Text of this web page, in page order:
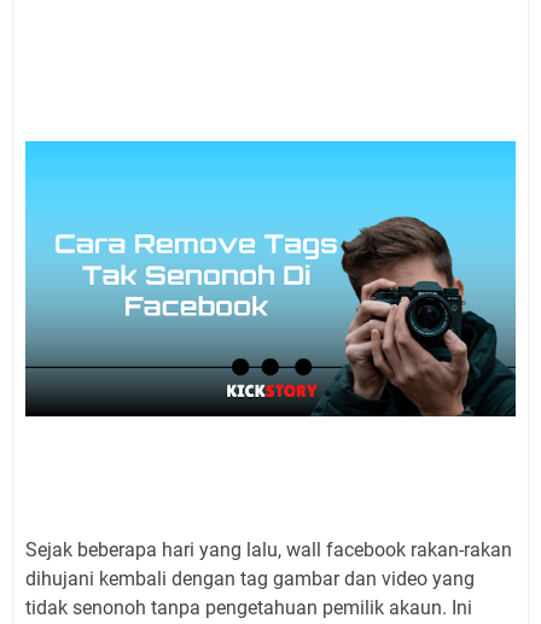
Sejak beberapa hari yang lalu, wall facebook rakan-rakan
dihujani kembali dengan tag gambar dan video yang
tidak senonoh tanpa pengetahuan pemilik akaun. Ini